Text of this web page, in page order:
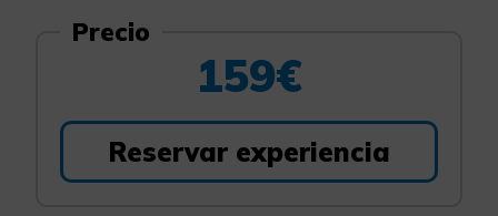
Precio
159€
Reservar experiencia